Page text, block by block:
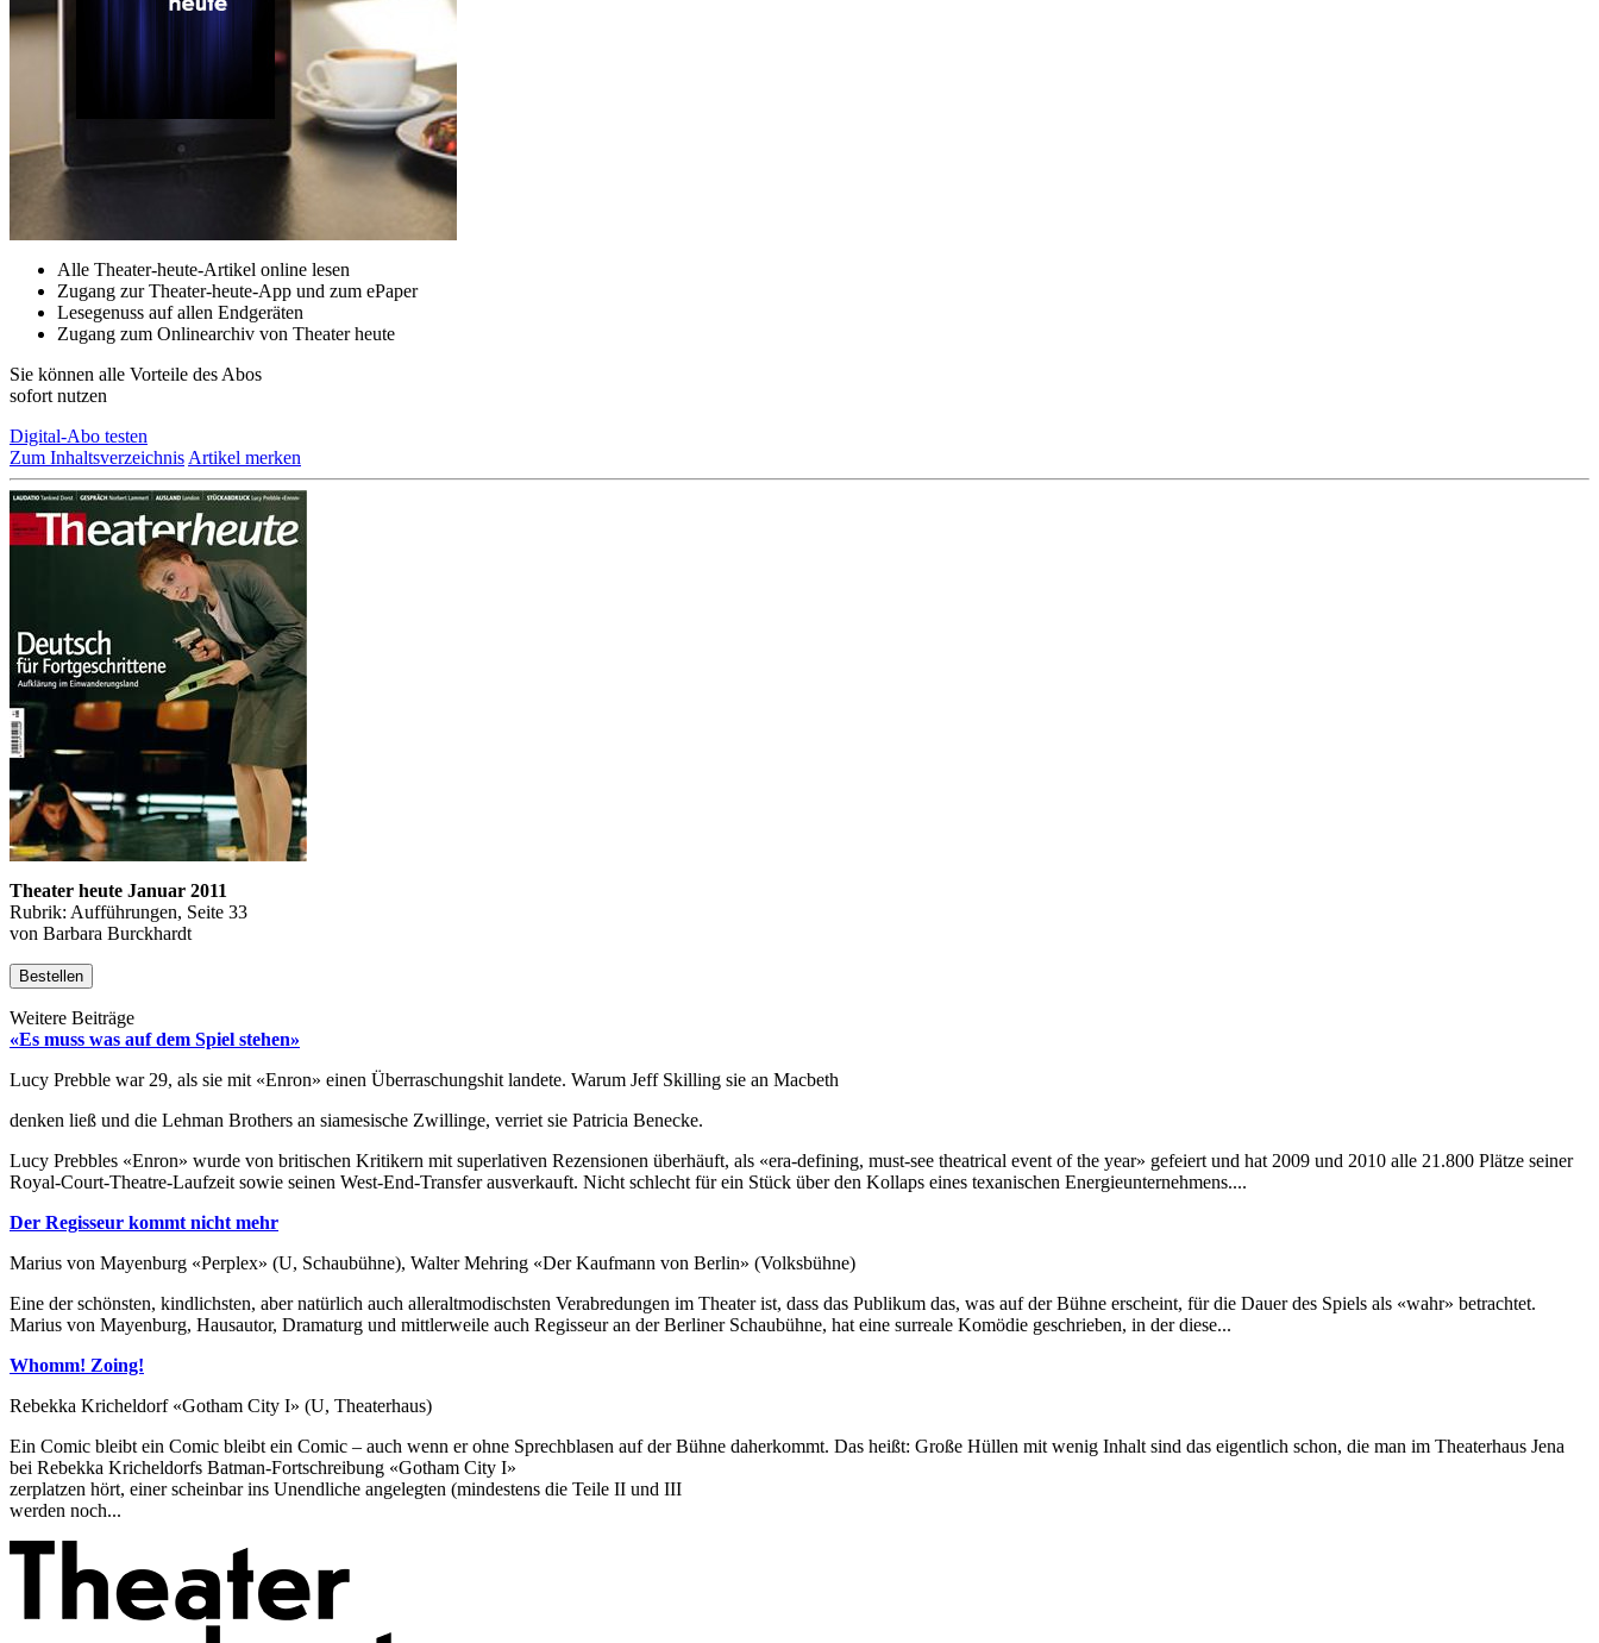
Alle Theater-heute-Artikel online lesen
Zugang zur Theater-heute-App und zum ePaper
Lesegenuss auf allen Endgeräten
Zugang zum Onlinearchiv von Theater heute
Sie können alle Vorteile des Abos
sofort nutzen
Digital-Abo testen
Zum Inhaltsverzeichnis Artikel merken
Theater heute Januar 2011
Rubrik: Aufführungen, Seite 33
von Barbara Burckhardt
Bestellen
Weitere Beiträge
«Es muss was auf dem Spiel stehen»
Lucy Prebble war 29, als sie mit «Enron» einen Überraschungshit landete. Warum Jeff Skilling sie an Macbeth
denken ließ und die Lehman Brothers an siamesische Zwillinge, verriet sie Patricia Benecke.
Lucy Prebbles «Enron» wurde von britischen Kritikern mit superlativen Rezensionen überhäuft, als «era-defining, must-see theatrical event of the year» gefeiert und hat 2009 und 2010 alle 21.800 Plätze seiner
Royal-Court-Theatre-Laufzeit sowie seinen West-End-Transfer ausverkauft. Nicht schlecht für ein Stück über den Kollaps eines texanischen Energieunternehmens....
Der Regisseur kommt nicht mehr
Marius von Mayenburg «Perplex» (U, Schaubühne), Walter Mehring «Der Kaufmann von Berlin» (Volksbühne)
Eine der schönsten, kindlichsten, aber natürlich auch alleraltmodischsten Verabredungen im Theater ist, dass das Publikum das, was auf der Bühne erscheint, für die Dauer des Spiels als «wahr» betrachtet.
Marius von Mayenburg, Hausautor, Dramaturg und mittlerweile auch Regisseur an der Berliner Schaubühne, hat eine surreale Komödie geschrieben, in der diese...
Whomm! Zoing!
Rebekka Kricheldorf «Gotham City I» (U, Theaterhaus)
Ein Comic bleibt ein Comic bleibt ein Comic – auch wenn er ohne Sprechblasen auf der Bühne daherkommt. Das heißt: Große Hüllen mit wenig Inhalt sind das eigentlich schon, die man im Theaterhaus Jena
bei Rebekka Kricheldorfs Batman-Fortschreibung «Gotham City I»
zerplatzen hört, einer scheinbar ins Unendliche angelegten (mindestens die Teile II und III
werden noch...